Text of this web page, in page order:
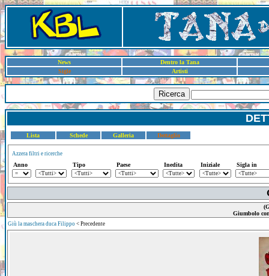
News
Dentro la Tana
Sigle
Artisti
Ricerca
Lista Schede Galleria Dettaglio
Azzera filtri e ricerche
Anno Tipo Paese Inedita Iniziale Sigla in
Giumbolo
Giù la maschera duca Filippo < Precedente